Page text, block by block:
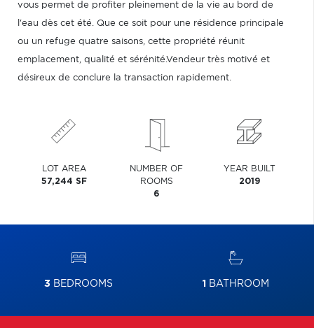
vous permet de profiter pleinement de la vie au bord de
l'eau dès cet été. Que ce soit pour une résidence principale
ou un refuge quatre saisons, cette propriété réunit
emplacement, qualité et sérénité.Vendeur très motivé et
désireux de conclure la transaction rapidement.
LOT AREA
57,244 SF
NUMBER OF
ROOMS
6
YEAR BUILT
2019
3 BEDROOMS 1 BATHROOM